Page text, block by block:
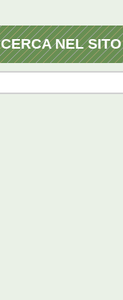
CERCA NEL SITO